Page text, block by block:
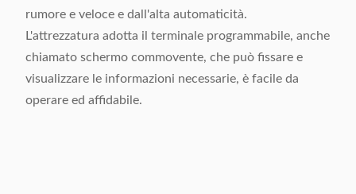
rumore e veloce e dall'alta automaticità.
L'attrezzatura adotta il terminale programmabile, anche
chiamato schermo commovente, che può fissare e
visualizzare le informazioni necessarie, è facile da
operare ed affidabile.